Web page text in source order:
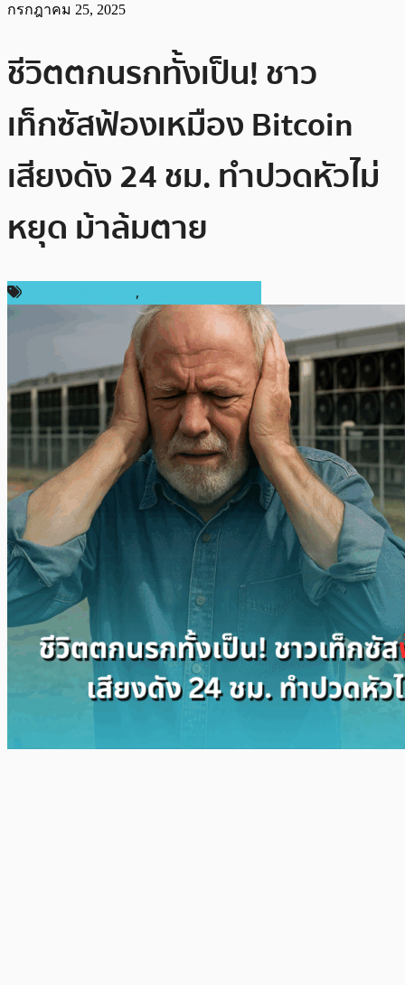
กรกฎาคม 25, 2025
ชีวิตตกนรกทั้งเป็น! ชาว
เท็กซัสฟ้องเหมือง Bitcoin
เสียงดัง 24 ชม. ทำปวดหัวไม่
หยุด ม้าล้มตาย
,